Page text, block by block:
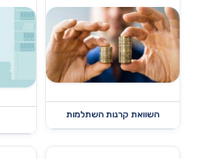
השוואת קרנות השתלמות